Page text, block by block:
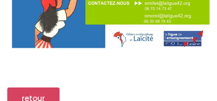
retour